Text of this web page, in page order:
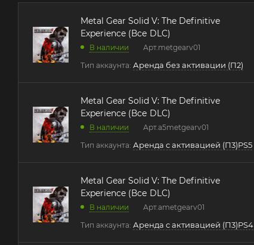
Metal Gear Solid V: The Definitive
Experience (Все DLC)
В наличии Арт. metgearv01
Тип аккаунта: Аренда без активации (П2)
Metal Gear Solid V: The Definitive
Experience (Все DLC)
В наличии Арт.a5metgearv01
Тип аккаунта: Аренда с активацией (П3)PS5
Metal Gear Solid V: The Definitive
Experience (Все DLC)
В наличии Арт.ametgearv01
Тип аккаунта: Аренда с активацией (П3)PS4